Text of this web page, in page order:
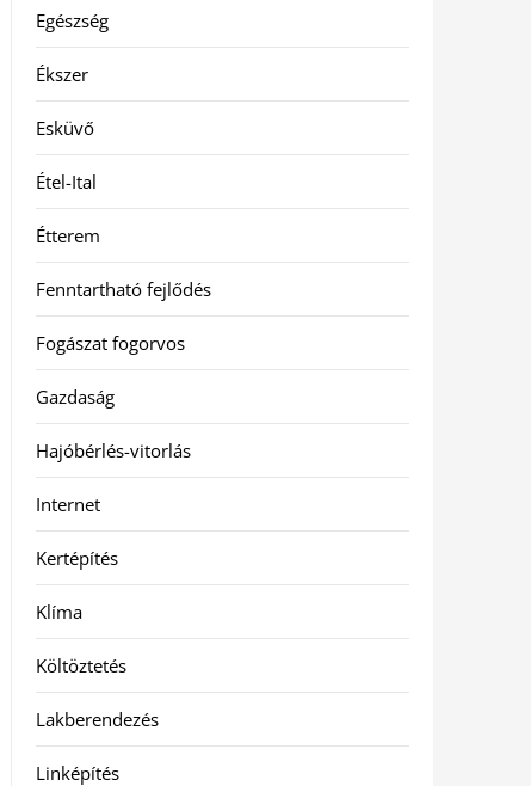
Egészség
Ékszer
Esküvő
Étel-Ital
Étterem
Fenntartható fejlődés
Fogászat fogorvos
Gazdaság
Hajóbérlés-vitorlás
Internet
Kertépítés
Klíma
Költöztetés
Lakberendezés
Linképítés